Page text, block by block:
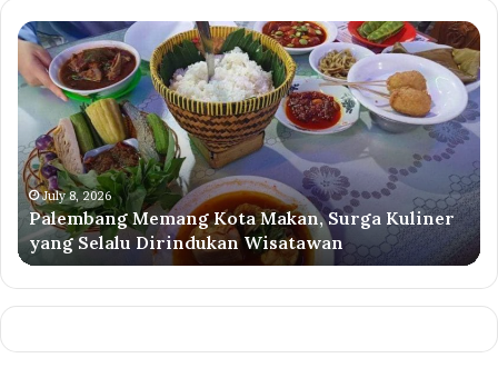
Palembang
Memang
Kota
Makan,
Surga
Kuliner
yang
Selalu
Dirindukan
Wisatawan
July 8, 2026
Palembang Memang Kota Makan, Surga Kuliner
yang Selalu Dirindukan Wisatawan